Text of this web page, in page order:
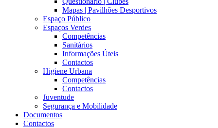
Mapas | Pavilhões Desportivos
Espaço Público
Espaços Verdes
Competências
Sanitários
Informações Úteis
Contactos
Higiene Urbana
Competências
Contactos
Juventude
Segurança e Mobilidade
Documentos
Contactos